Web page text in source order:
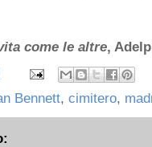
come le altre,
Bennett, cimitero,